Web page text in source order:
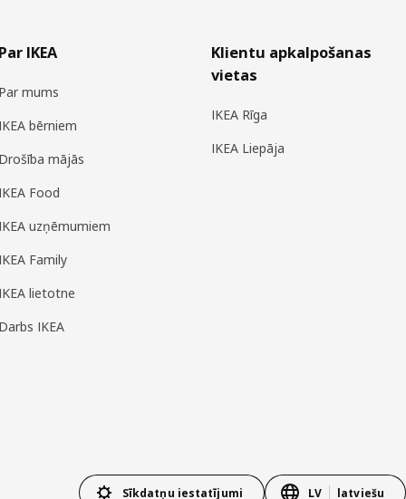
Par IKEA
Par mums
IKEA bērniem
Drošība mājās
IKEA Food
IKEA uzņēmumiem
IKEA Family
IKEA lietotne
Darbs IKEA
Klientu apkalpošanas
vietas
IKEA Rīga
IKEA Liepāja
Sīkdatņu iestatījumi LV latviešu